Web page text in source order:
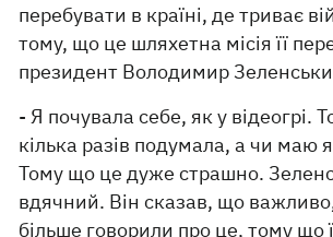
перебувати в країні, де триває
тому, що це шляхетна місія її
президент Володимир
- Я почувала себе, як у відеогрі.
кілька разів подумала, а чи маю
Тому що це дуже страшно.
вдячний. Він сказав, що
більше говорили про це, тому що